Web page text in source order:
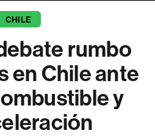
CHILE
rumbo
en Chile ante
y